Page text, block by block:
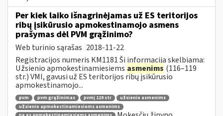
Per kiek laiko išnagrinėjamas už ES teritorijos
ribų įsikūrusio apmokestinamojo asmens
prašymas dėl PVM grąžinimo?
Web turinio sąrašas 2018-11-22
Registracijos numeris KM1181 Ši informacija skelbiama:
Užsienio apmokestinamiesiems asmenims (116–119
str.) VMI, gavusi už ES teritorijos ribų įsikūrusio
apmokestinamojo...
pvm pvm grąžinimas pvmį 119 str
užsienio asmenims
užsienio apmokestinamiesiems asmenims